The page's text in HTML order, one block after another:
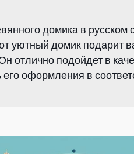
домика в
уютный домик подарит
отлично подойдет в
его оформления в